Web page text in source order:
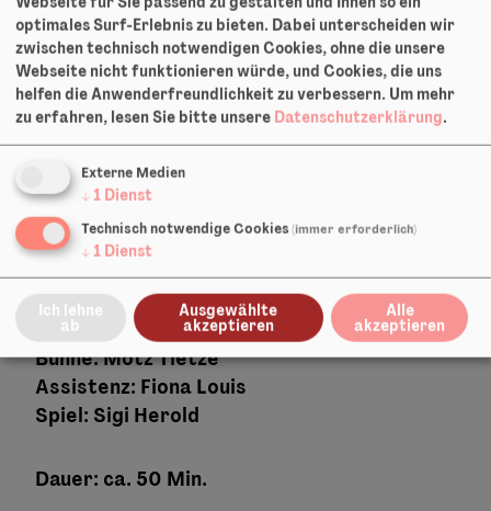
ein zartes und packendes Stück Theater. -
FAZ
Gastspiel-Info
Grundschule, Unterstufe
Regie: Detlef Köhler
Bühne:Motz Tietze
Assistenz: Fiona Louis
Spiel: Sigi Herold
Dauer: ca. 50 Min.
optimales Surf-Erlebnis zu bieten. Dabei unterscheiden wir
zwischen technisch notwendigen Cookies, ohne die unsere
Webseite nicht funktionieren würde, und Cookies, die uns
helfen die Anwenderfreundlichkeit zu verbessern. Um mehr
zu erfahren, lesen Sie bitte unsere Datenschutzerklärung.
Externe Medien
↓ 1 Dienst
Technisch notwendige Cookies (immer erforderlich)
↓ 1 Dienst
Ich lehne
ab
Ausgewählte
akzeptieren
Alle
akzeptieren